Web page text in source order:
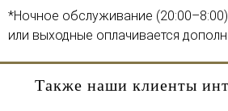
*Ночное обслуживание
или выходные оплачивается
Также наши клиенты